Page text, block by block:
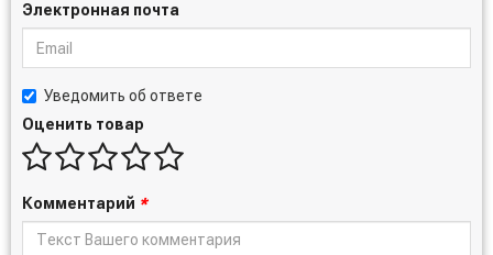
Электронная почта
Уведомить об ответе
Оценить товар
Комментарий *